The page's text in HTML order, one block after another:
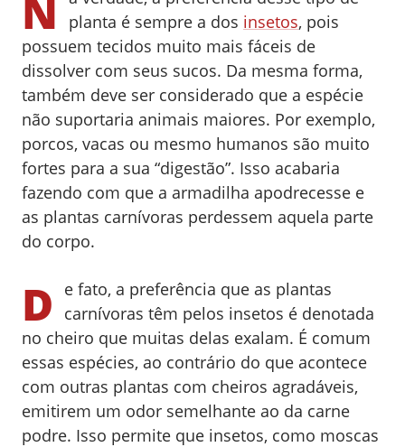
N
planta é sempre a dos insetos, pois
possuem tecidos muito mais fáceis de
dissolver com seus sucos. Da mesma forma,
também deve ser considerado que a espécie
não suportaria animais maiores. Por exemplo,
porcos, vacas ou mesmo humanos são muito
fortes para a sua “digestão”. Isso acabaria
fazendo com que a armadilha apodrecesse e
as plantas carnívoras perdessem aquela parte
do corpo.
D
e fato, a preferência que as plantas
carnívoras têm pelos insetos é denotada
no cheiro que muitas delas exalam. É comum
essas espécies, ao contrário do que acontece
com outras plantas com cheiros agradáveis,
emitirem um odor semelhante ao da carne
podre. Isso permite que insetos, como moscas